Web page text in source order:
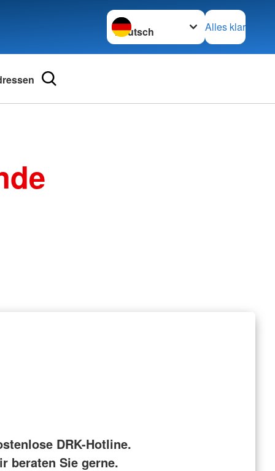
Sprache wechseln zu
Alles klar
DRK-Hotline.
beraten Sie gerne.